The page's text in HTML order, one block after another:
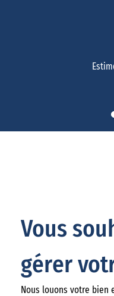
Vous
gérer
Nous louons votre bien